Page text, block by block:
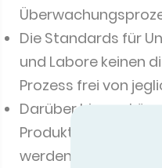
Die Standards für
und Labore keinen
Prozess frei von
Darüber hinaus
Produktionslinie
werden, sodass